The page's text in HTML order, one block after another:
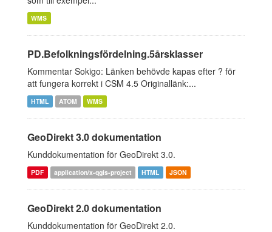
WMS
PD.Befolkningsfördelning.5årsklasser
Kommentar Sokigo: Länken behövde kapas efter ? för
att fungera korrekt i CSM 4.5 Originallänk:...
HTML ATOM WMS
GeoDirekt 3.0 dokumentation
Kunddokumentation för GeoDirekt 3.0.
PDF application/x-qgis-project HTML JSON
GeoDirekt 2.0 dokumentation
Kunddokumentation för GeoDirekt 2.0.